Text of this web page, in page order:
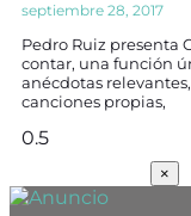
septiembre 28, 2017
Pedro Ruiz presenta
contar, una función
anécdotas
canciones propias,
×